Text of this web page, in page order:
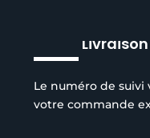
Le numéro de suivi
votre commande